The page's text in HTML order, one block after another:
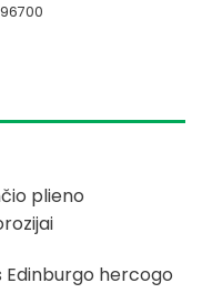
plieno
hercogo